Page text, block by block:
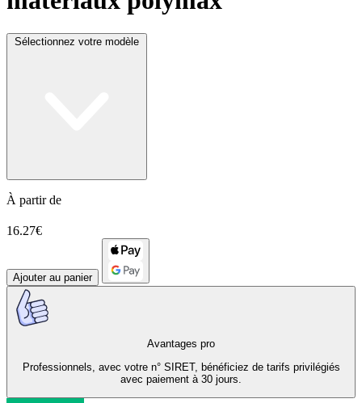
Sélectionnez votre modèle
À partir de
16.27€
Ajouter au panier
Avantages pro
Professionnels, avec votre n° SIRET, bénéficiez de tarifs privilégiés
avec paiement à 30 jours.